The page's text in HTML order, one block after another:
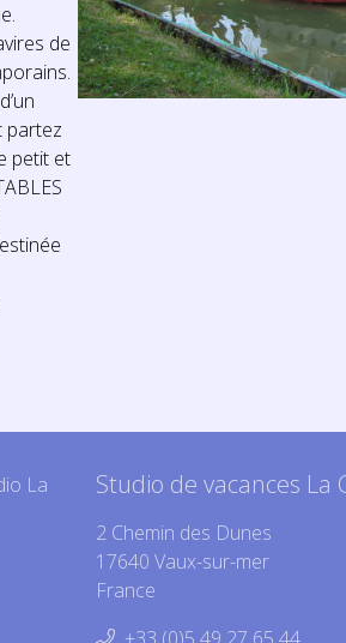
de
partez
petit et
La
Studio de vacances La
2 Chemin des Dunes
17640 Vaux-sur-mer
France